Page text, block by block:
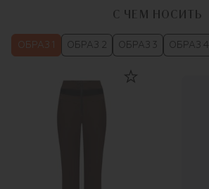
С ЧЕМ НОСИТЬ
ОБРАЗ 1 ОБРАЗ 2 ОБРАЗ 3 ОБРАЗ 4